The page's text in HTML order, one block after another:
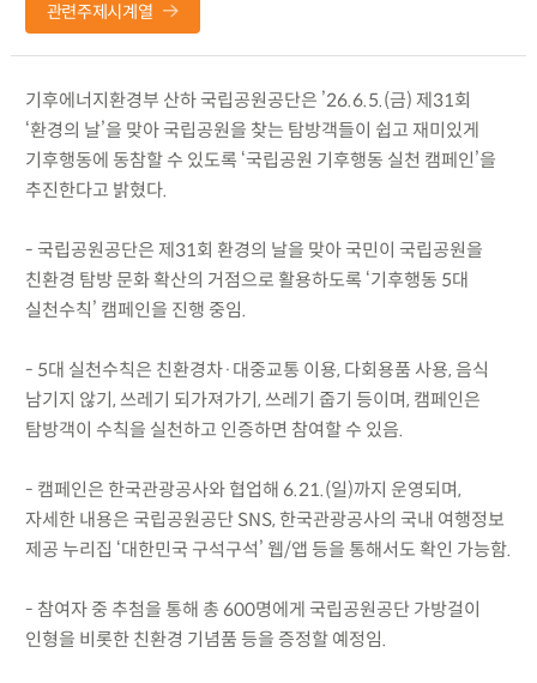
관련주제시계열
기후에너지환경부 산하 국립공원공단은 ’26.6.5.(금) 제31회
‘환경의 날’을 맞아 국립공원을 찾는 탐방객들이 쉽고 재미있게
기후행동에 동참할 수 있도록 ‘국립공원 기후행동 실천 캠페인’을
추진한다고 밝혔다.
- 국립공원공단은 제31회 환경의 날을 맞아 국민이 국립공원을
친환경 탐방 문화 확산의 거점으로 활용하도록 ‘기후행동 5대
실천수칙’ 캠페인을 진행 중임.
- 5대 실천수칙은 친환경차·대중교통 이용, 다회용품 사용, 음식
남기지 않기, 쓰레기 되가져가기, 쓰레기 줍기 등이며, 캠페인은
탐방객이 수칙을 실천하고 인증하면 참여할 수 있음.
- 캠페인은 한국관광공사와 협업해 6.21.(일)까지 운영되며,
자세한 내용은 국립공원공단 SNS, 한국관광공사의 국내 여행정보
제공 누리집 ‘대한민국 구석구석’ 웹/앱 등을 통해서도 확인 가능함.
- 참여자 중 추첨을 통해 총 600명에게 국립공원공단 가방걸이
인형을 비롯한 친환경 기념품 등을 증정할 예정임.